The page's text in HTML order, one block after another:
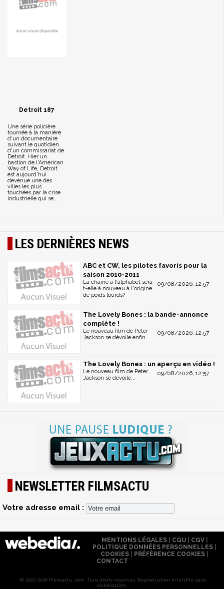
Detroit 187
Une série policière
tournée à la manière
d'un documentaire
suivant le quotidien
d'un commissariat de
Detroit. Hier un
bastion de l'American
Way of Life, Detroit
est aujourd'hui
devenue une des
villes les plus
touchées par la crise
industrielle qui se...
LES DERNIÈRES NEWS
ABC et CW, les pilotes favoris pour la
saison 2010-2011
09/08/2026, 12:57
La chaîne à l'alphabet sera-
t-elle à nouveau à l'origine
de poids lourds?
The Lovely Bones : la bande-annonce
complète !
09/08/2026, 12:57
Le nouveau film de Peter
Jackson se dévoile enfin...
The Lovely Bones : un aperçu en vidéo !
09/08/2026, 12:57
Le nouveau film de Peter
Jackson se dévoile...
NEWSLETTER FILMSACTU
Votre adresse email :
MENTIONS LÉGALES| CGU| CGV|
POLITIQUE DONNÉES PERSONNELLES
COOKIES
PRÉFÉRENCE COOKIES
CONTACT
© 2007-2026 Filmsactu .com. Tous droits réservés. Reproduction interdite sans
autorisation.